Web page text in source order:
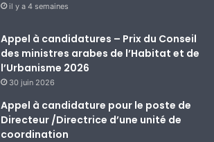
il y a 4 semaines
Appel à candidatures – Prix du Conseil
des ministres arabes de l’Habitat et de
l’Urbanisme 2026
30 juin 2026
Appel à candidature pour le poste de
Directeur /Directrice d’une unité de
coordination